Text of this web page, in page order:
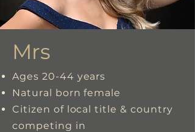
Mrs
Ages 20-44 years
Natural born female
Citizen of local title & country
competing in